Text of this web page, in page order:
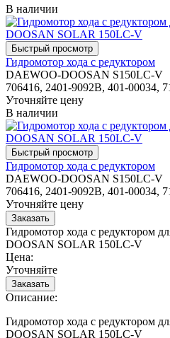
В наличии
Гидромотор хода с редуктором
DAEWOO-DOOSAN S150LC-V
706416, 2401-9092B, 401-00034,
Уточняйте цену
В наличии
Гидромотор хода с редуктором
DAEWOO-DOOSAN S150LC-V
706416, 2401-9092B, 401-00034,
Уточняйте цену
Гидромотор хода с редуктором
DOOSAN SOLAR 150LC-V
Цена:
Уточняйте
Описание:
Гидромотор хода с редуктором
DOOSAN SOLAR 150LC-V